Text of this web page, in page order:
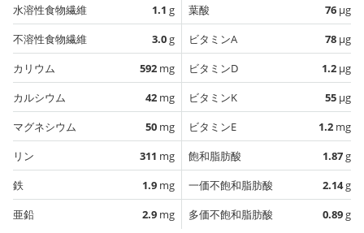
水溶性食物繊維
1.1 g
不溶性食物繊維
3.0g
カリウム
592 mg
カルシウム
42 mg
マグネシウム
50 mg
リン
311 mg
鉄
1.9 mg
亜鉛
2.9 mg
葉酸
76 µg
ビタミンA
78 µg
ビタミンD
1.2 µg
ビタミンK
55 µg
ビタミンE
1.2 mg
飽和脂肪酸
1.87g
一価不飽和脂肪酸
2.14g
多価不飽和脂肪酸
0.89g